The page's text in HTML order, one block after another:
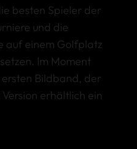
besten Spieler der
und die
auf einem Golfplatz
Im Moment
Bildband, der
erhältlich ein